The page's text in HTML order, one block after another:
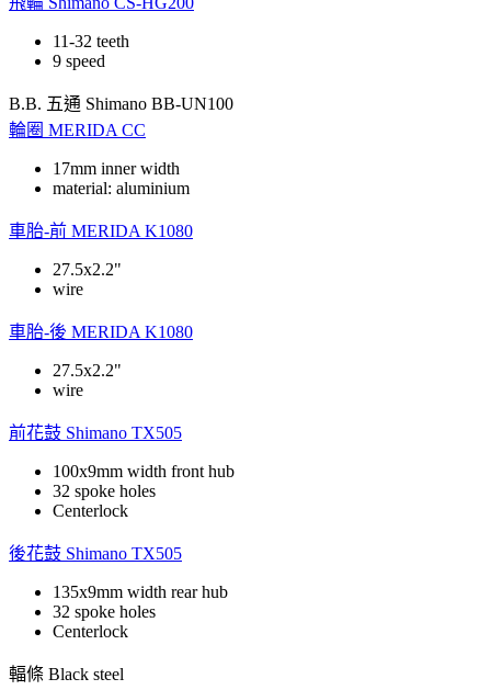
11-32 teeth
9 speed
B.B. 五通 Shimano BB-UN100
輪圈 MERIDA CC
17mm inner width
material: aluminium
車胎-前 MERIDA K1080
27.5x2.2"
wire
車胎-後 MERIDA K1080
27.5x2.2"
wire
前花鼓 Shimano TX505
100x9mm width front hub
32 spoke holes
Centerlock
後花鼓 Shimano TX505
135x9mm width rear hub
32 spoke holes
Centerlock
輻條 Black steel